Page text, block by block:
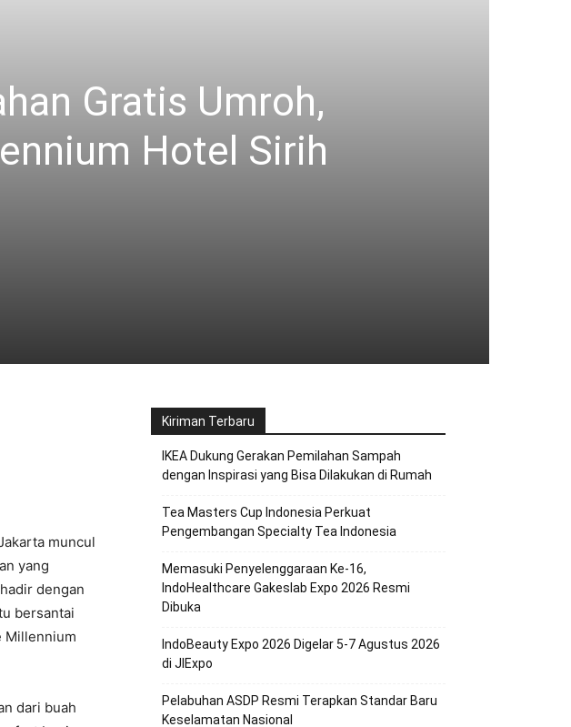
Gratis Umroh,
Hotel Sirih
muncul
yang
dengan
bersantai
Millennium
dari buah
Kiriman Terbaru
IKEA Dukung Gerakan Pemilahan Sampah
dengan Inspirasi yang Bisa Dilakukan di Rumah
Tea Masters Cup Indonesia Perkuat
Pengembangan Specialty Tea Indonesia
Memasuki Penyelenggaraan Ke-16,
IndoHealthcare Gakeslab Expo 2026 Resmi
Dibuka
IndoBeauty Expo 2026 Digelar 5-7 Agustus 2026
di JIExpo
Pelabuhan ASDP Resmi Terapkan Standar Baru
Keselamatan Nasional